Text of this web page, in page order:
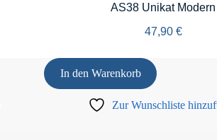
AS38 Unikat Modern
47,90 €
In den Warenkorb
Zur Wunschliste